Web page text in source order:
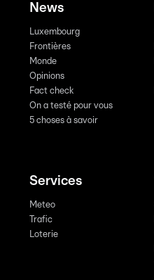
News
Luxembourg
Frontières
Monde
Opinions
Fact check
On a testé pour vous
5 choses à savoir
Services
Meteo
Trafic
Loterie